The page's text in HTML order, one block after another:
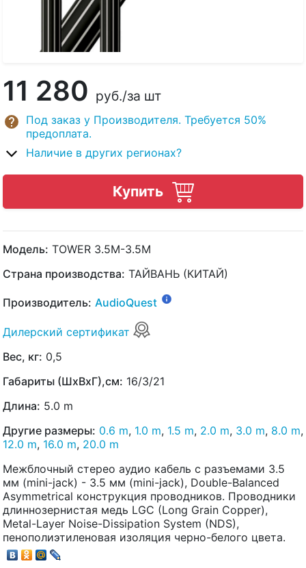
11 280 руб./за шт
Под заказ у Производителя. Требуется 50%
предоплата.
Наличие в других регионах?
Купить
Модель: TOWER 3.5M-3.5M
Страна производства: ТАЙВАНЬ (КИТАЙ)
Производитель: AudioQuest
Дилерский сертификат
Вес, кг: 0,5
Габариты (ШхВхГ),см: 16/3/21
Длина: 5.0 m
Другие размеры: 0.6 m, 1.0 m, 1.5 m, 2.0 m, 3.0 m, 8.0 m,
12.0 m, 16.0 m, 20.0 m
Межблочный стерео аудио кабель с разъемами 3.5
мм (mini-jack) - 3.5 мм (mini-jack), Double-Balanced
Asymmetrical конструкция проводников. Проводники
длиннозернистая медь LGC (Long Grain Copper),
Metal-Layer Noise-Dissipation System (NDS),
пенополиэтиленовая изоляция черно-белого цвета.